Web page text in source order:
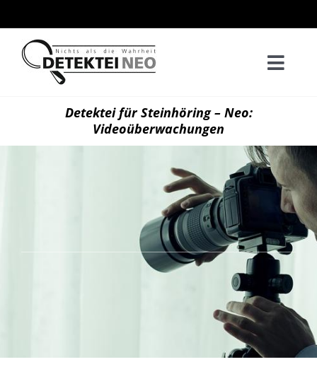
Inhalt
springen
Detektei für Steinhöring – Neo:
Videoüberwachungen